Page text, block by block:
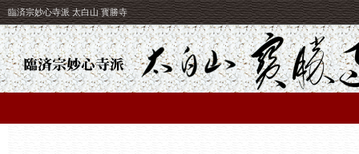
臨済宗妙心寺派 太白山 寳勝寺